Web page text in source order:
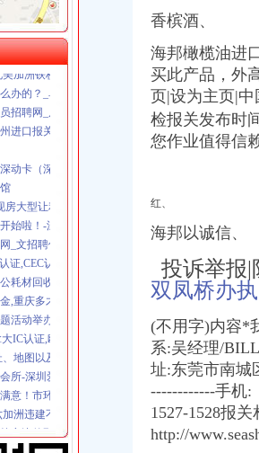
中心-qd8.com.cn
州旅馆吧】_百度贴吧
加洲铁杉如何办理进口手续？北美加洲铁杉
办的？_阜南吧_百度贴吧
招聘网_后勤人员招聘信息】-重庆智联招聘
进口报关办理收货人备案_进口食品海关
动卡（深动一族）卷款跑了！！！！_报料_
房大型让利活动-导购-石家庄乐居网
始啦！-深圳58同城
_文招聘信息】-重庆智联招聘
证,CEC认证优惠办理】价格,厂家,
耗材回收回收】-重庆赶集网
金,重庆多才广告有限公司招聘】-重庆赶
活动举办-导购-眉山乐居网
IC认证,欧洲ERP认证】价格_厂家_图
地图以及周边公交_查查吧
所-深圳爱问分类
意！市环保局现场办公；当场拍板；月底解
洲违建不处理_【微信:ugucci】香奈尔
旁边的那种,现在开还可以吗？哟啊办什么
涯经济论坛-广州搜狐焦点
美两国男人的异同,外加请教工作问题。
香槟酒、
海邦橄榄油进
买此产品，外
页|设为主页|
检报关发布时
您作业值得信
红、
海邦以诚信、
投诉举报|
双凤桥办
(不用字)内容*
系:吴经理/
址:东莞市南城
------------手机:
1527-1528报
http://